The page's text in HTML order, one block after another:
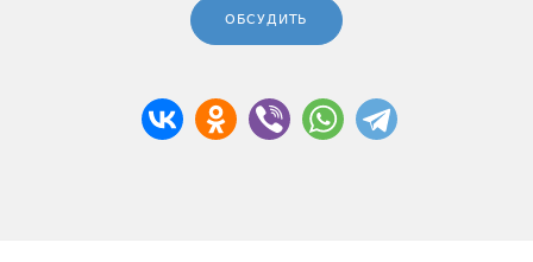
ОБСУДИТЬ